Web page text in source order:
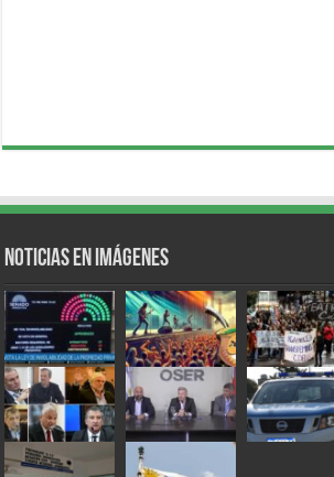
Noticias en Imágenes